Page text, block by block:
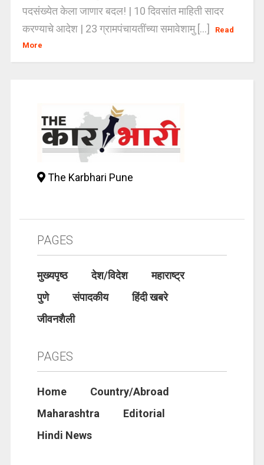
पदसंख्येत केला जाणार बदल! | 10 दिवसांत माहिती सादर
करण्याचे आदेश | 23 ग्रामपंचायतींच्या समावेशामु [...]
Read
More
The Karbhari Pune
PAGES
मुख्यपृष्ठ देश/विदेश
महाराष्ट्र
पुणे
संपादकीय
हिंदी खबरे
जीवनशैली
PAGES
Home
Country/Abroad
Maharashtra
Editorial
Hindi News